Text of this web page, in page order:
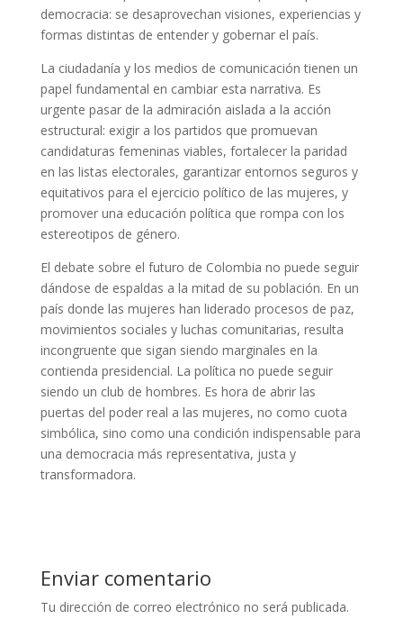
democracia: se desaprovechan visiones, experiencias y
formas distintas de entender y gobernar el país.
La ciudadanía y los medios de comunicación tienen un
papel fundamental en cambiar esta narrativa. Es
urgente pasar de la admiración aislada a la acción
estructural: exigir a los partidos que promuevan
candidaturas femeninas viables, fortalecer la paridad
en las listas electorales, garantizar entornos seguros y
equitativos para el ejercicio político de las mujeres, y
promover una educación política que rompa con los
estereotipos de género.
El debate sobre el futuro de Colombia no puede seguir
dándose de espaldas a la mitad de su población. En un
país donde las mujeres han liderado procesos de paz,
movimientos sociales y luchas comunitarias, resulta
incongruente que sigan siendo marginales en la
contienda presidencial. La política no puede seguir
siendo un club de hombres. Es hora de abrir las
puertas del poder real a las mujeres, no como cuota
simbólica, sino como una condición indispensable para
una democracia más representativa, justa y
transformadora.
Enviar comentario
Tu dirección de correo electrónico no será publicada.